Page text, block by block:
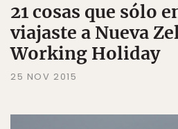
21 cosas que sólo
viajaste a Nueva
Working Holiday
25 NOV 2015